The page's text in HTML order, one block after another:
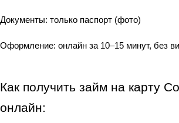
Документы: только паспорт (фото)
Оформление: онлайн за 10–15 минут, без
Как получить займ на карту
онлайн: